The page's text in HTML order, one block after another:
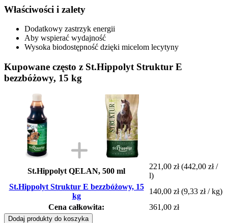
Właściwości i zalety
Dodatkowy zastrzyk energii
Aby wspierać wydajność
Wysoka biodostępność dzięki micelom lecytyny
Kupowane często z St.Hippolyt Struktur E
bezzbóżowy, 15 kg
St.Hippolyt QELAN, 500 ml
221,00 zł (442,00 zł /
l)
St.Hippolyt Struktur E bezzbóżowy, 15
kg
140,00 zł (9,33 zł / kg)
Cena całkowita:
361,00 zł
Dodaj produkty do koszyka